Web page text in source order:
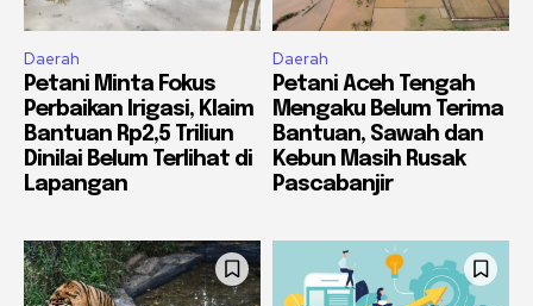
Daerah
Petani Minta Fokus
Perbaikan Irigasi, Klaim
Bantuan Rp2,5 Triliun
Dinilai Belum Terlihat di
Lapangan
Daerah
Petani Aceh Tengah
Mengaku Belum Terima
Bantuan, Sawah dan
Kebun Masih Rusak
Pascabanjir